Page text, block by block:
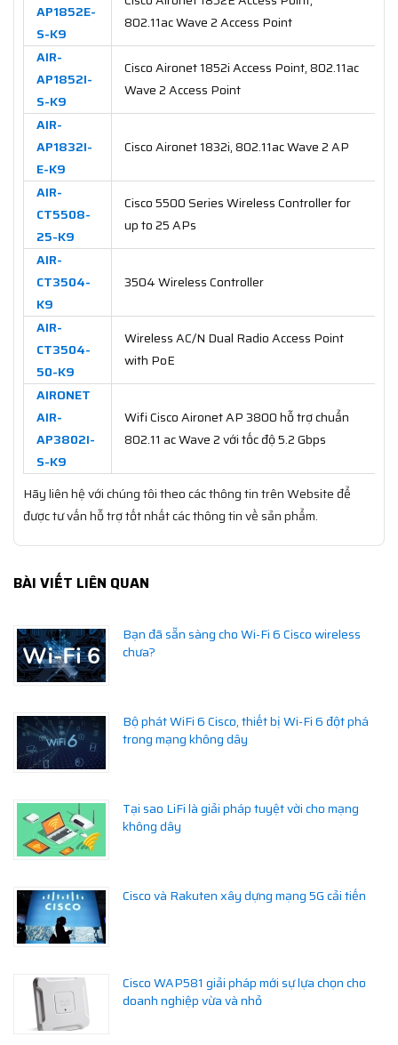
AP1852E-
S-K9
802.11ac Wave 2 Access Point
AIR-
AP1852I-
S-K9
Cisco Aironet 1852i Access Point, 802.11ac
Wave 2 Access Point
AIR-
AP1832I-
E-K9
Cisco Aironet 1832i, 802.11ac Wave 2 AP
AIR-
CT5508-
25-K9
Cisco 5500 Series Wireless Controller for
up to 25 APs
AIR-
CT3504-
K9
3504 Wireless Controller
AIR-
CT3504-
50-K9
Wireless AC/N Dual Radio Access Point
with PoE
AIRONET
AIR-
AP3802I-
S-K9
Wifi Cisco Aironet AP 3800 hỗ trợ chuẩn
802.11 ac Wave 2 với tốc độ 5.2 Gbps
Hãy liên hệ với chúng tôi theo các thông tin trên Website để
được tư vấn hỗ trợ tốt nhất các thông tin về sản phẩm.
BÀI VIẾT LIÊN QUAN
Bạn đã sẵn sàng cho Wi-Fi 6 Cisco wireless
chưa?
Bộ phát WiFi 6 Cisco, thiết bị Wi-Fi 6 đột phá
trong mạng không dây
Tại sao LiFi là giải pháp tuyệt vời cho mạng
không dây
Cisco và Rakuten xây dựng mạng 5G cải tiến
Cisco WAP581 giải pháp mới sự lựa chọn cho
doanh nghiệp vừa và nhỏ